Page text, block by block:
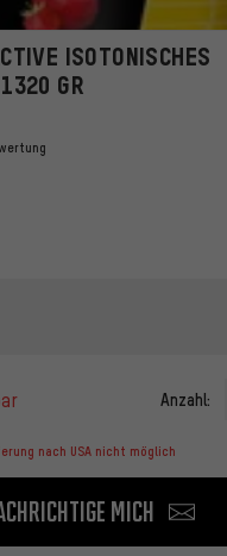
ISOTONISCHES
GR
Anzahl:
nach USA nicht möglich
mich